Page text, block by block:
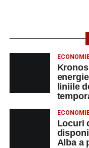
„Iepuraşul
„Iepuraşi
„Anul acesta nu
doar urări de
„Un iepuraș tare
mare… și-ți urează
liniile
Locuri
Alba a